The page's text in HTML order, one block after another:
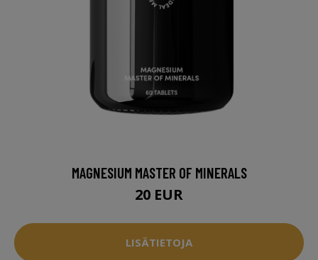
MAGNESIUM MASTER OF MINERALS
20 EUR
LISÄTIETOJA